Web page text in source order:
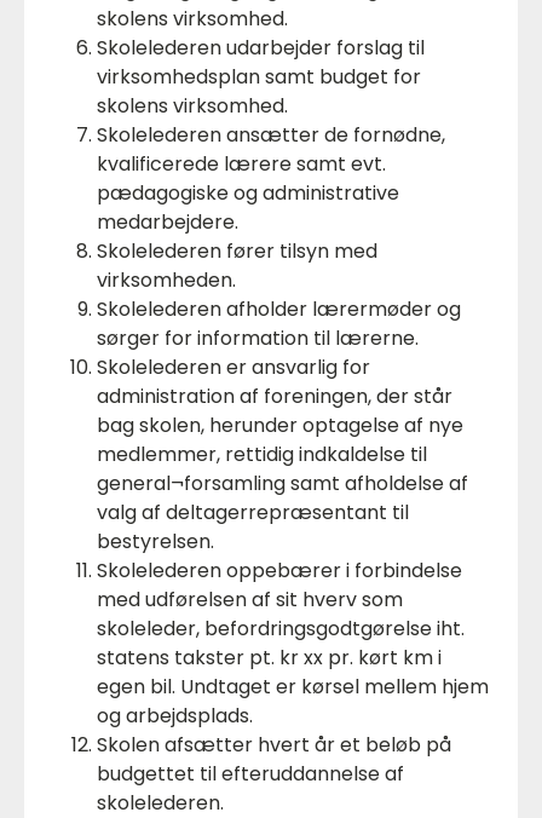
skolens virksomhed.
Skolelederen udarbejder forslag til
virksomhedsplan samt budget for
skolens virksomhed.
Skolelederen ansætter de fornødne,
kvalificerede lærere samt evt.
pædagogiske og administrative
medarbejdere.
Skolelederen fører tilsyn med
virksomheden.
Skolelederen afholder lærermøder og
sørger for information til lærerne.
Skolelederen er ansvarlig for
administration af foreningen, der står
bag skolen, herunder optagelse af nye
medlemmer, rettidig indkaldelse til
general¬forsamling samt afholdelse af
valg af deltagerrepræsentant til
bestyrelsen.
Skolelederen oppebærer i forbindelse
med udførelsen af sit hverv som
skoleleder, befordringsgodtgørelse iht.
statens takster pt. kr xx pr. kørt km i
egen bil. Undtaget er kørsel mellem hjem
og arbejdsplads.
Skolen afsætter hvert år et beløb på
budgettet til efteruddannelse af
skolelederen.